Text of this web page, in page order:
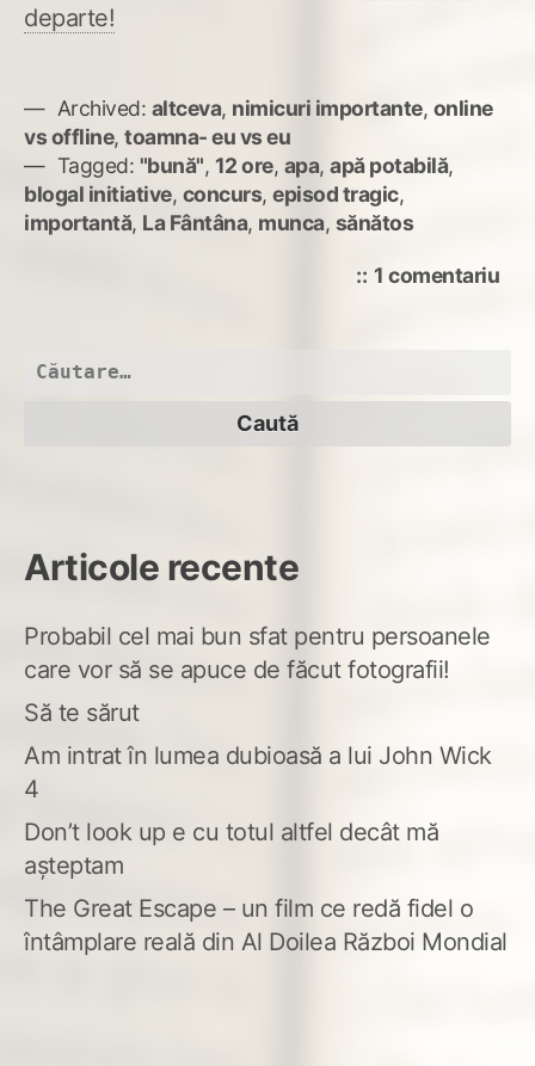
departe!
Archived: altceva, nimicuri importante, online
vs offline, toamna- eu vs eu
Tagged: "bună", 12 ore, apa, apă potabilă,
blogal initiative, concurs, episod tragic,
importantă, La Fântâna, munca, sănătos
1 comentariula
Caută
Articole recente
Probabil cel mai bun sfat pentru persoanele
care vor să se apuce de făcut fotografii!
Să te sărut
Am intrat în lumea dubioasă a lui John Wick
4
Don’t look up e cu totul altfel decât mă
așteptam
The Great Escape – un film ce redă fidel o
întâmplare reală din Al Doilea Război Mondial